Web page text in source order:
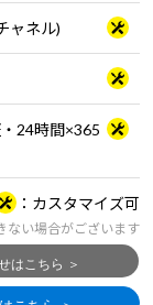
ャネル)
24時間×365
カスタマイズ可
ない場合がございます